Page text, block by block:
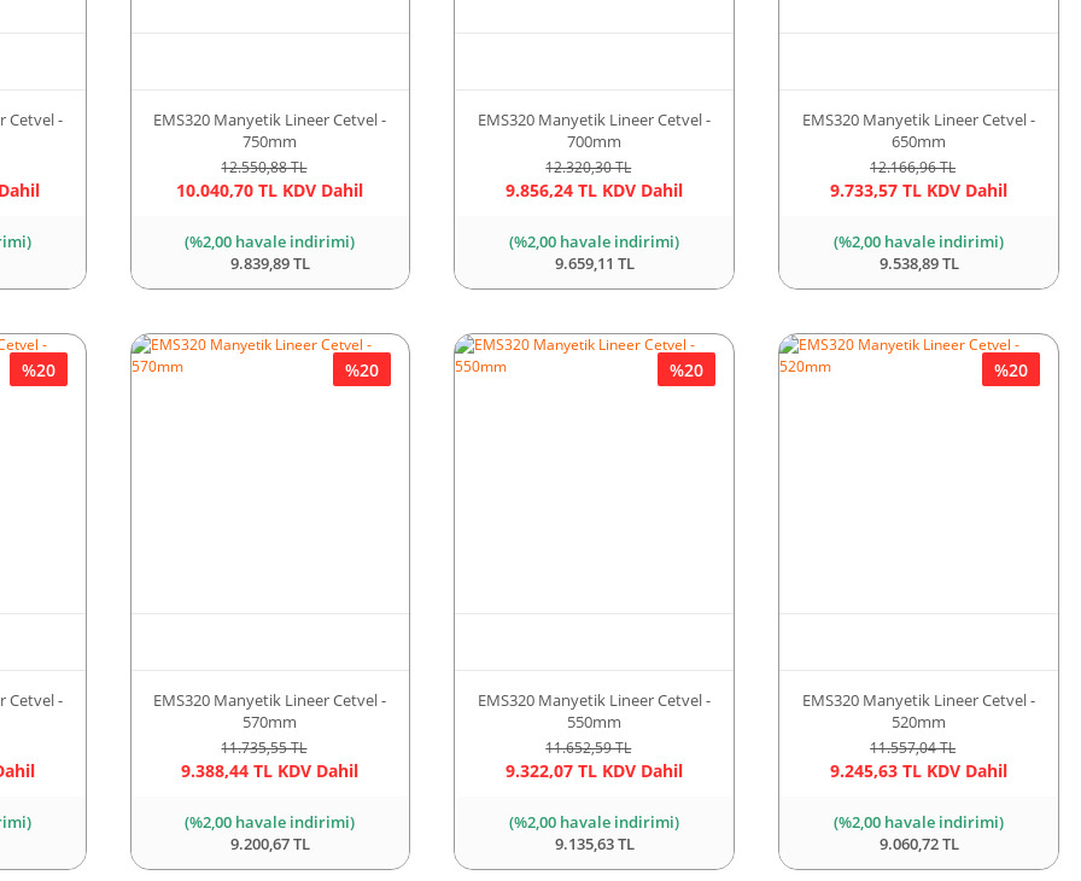
Cetvel -
EMS320 Manyetik Lineer Cetvel -
750mm
12.550,88 TL
10.040,70 TL KDV Dahil
(%2,00 havale indirimi)
9.839,89 TL
EMS320 Manyetik Lineer Cetvel -
700mm
12.320,30 TL
9.856,24 TL KDV Dahil
(%2,00 havale indirimi)
9.659,11 TL
EMS320 Manyetik Lineer Cetvel -
650mm
12.166,96 TL
9.733,57 TL KDV Dahil
(%2,00 havale indirimi)
9.538,89 TL
Cetvel -
%20
EMS320 Manyetik Lineer Cetvel -
570mm
11.735,55 TL
9.388,44 TL KDV Dahil
%20
(%2,00 havale indirimi)
9.200,67 TL
EMS320 Manyetik Lineer Cetvel -
550mm
11.652,59 TL
9.322,07 TL KDV Dahil
%20
(%2,00 havale indirimi)
9.135,63 TL
EMS320 Manyetik Lineer Cetvel -
520mm
11.557,04 TL
9.245,63 TL KDV Dahil
%20
(%2,00 havale indirimi)
9.060,72 TL